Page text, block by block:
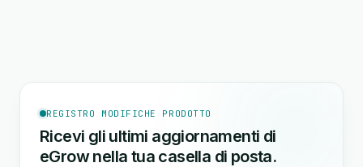
REGISTRO MODIFICHE PRODOTTO
Ricevi gli ultimi aggiornamenti di
eGrow nella tua casella di posta.